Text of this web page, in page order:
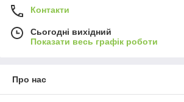
Контакти
Сьогодні вихідний
Показати весь графік роботи
Про нас